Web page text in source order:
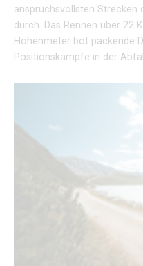
anspruchsvollsten Strecken
durch. Das Rennen über 22
Höhenmeter bot packende
Positionskämpfe in der